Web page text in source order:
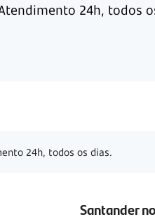
24h, todos
24h, todos os dias.
Santander